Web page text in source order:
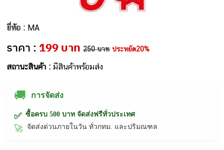
ยี่ห้อ : MA
ราคา : 199 บาท 250 บาท ประหยัด20%
สถานะสินค้า :มีสินค้าพร้อมส่ง
🚚 การจัดส่ง
✅ ซื้อครบ 500 บาท จัดส่งฟรีทั่วประเทศ
🚀 จัดส่งด่วนภายในวัน ทั่วกทม. และปริมณฑล